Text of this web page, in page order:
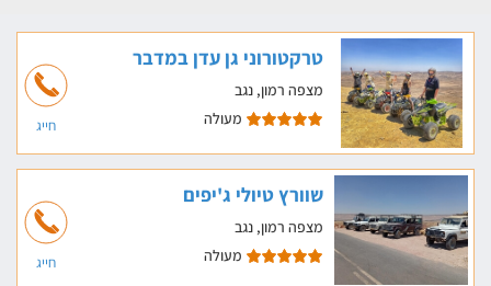
חייג
טרקטורוני גן עדן במדבר
מצפה רמון, נגב
מעולה
חייג
שוורץ טיולי ג'יפים
מצפה רמון, נגב
מעולה